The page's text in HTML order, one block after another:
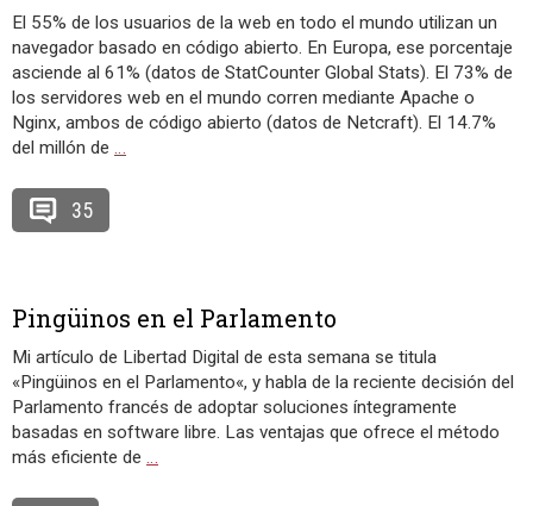
El 55% de los usuarios de la web en todo el mundo utilizan un
navegador basado en código abierto. En Europa, ese porcentaje
asciende al 61% (datos de StatCounter Global Stats). El 73% de
los servidores web en el mundo corren mediante Apache o
Nginx, ambos de código abierto (datos de Netcraft). El 14.7%
del millón de …
35
Pingüinos en el Parlamento
Mi artículo de Libertad Digital de esta semana se titula
«Pingüinos en el Parlamento«, y habla de la reciente decisión del
Parlamento francés de adoptar soluciones íntegramente
basadas en software libre. Las ventajas que ofrece el método
más eficiente de …